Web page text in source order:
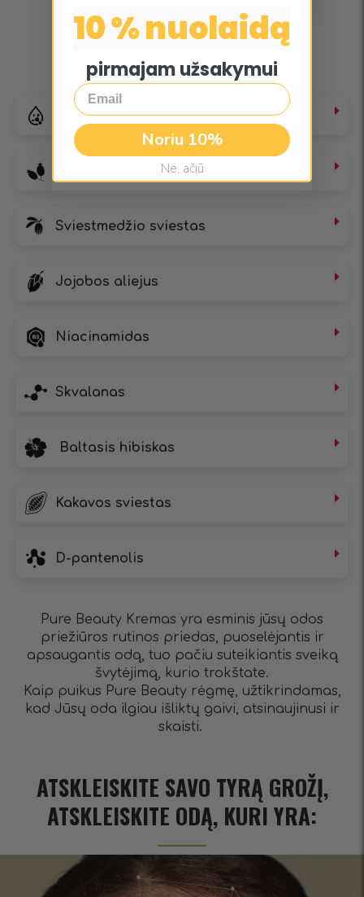
Retinalis
Erškėtuogių aliejus
Sviestmedžio sviestas
Jojobos aliejus
Niacinamidas
Skvalanas
Baltasis hibiskas
Kakavos sviestas
D-pantenolis
Pure Beauty Kremas yra esminis jūsų odos
priežiūros rutinos priedas, puoselėjantis ir
apsaugantis odą, tuo pačiu suteikiantis sveiką
švytėjimą, kurio trokštate.
Kaip puikus Pure Beauty rėgmę, užtikrindamas,
kad Jūsų oda ilgiau išliktų gaivi, atsinaujinusi ir
skaisti.
ATSKLEISKITE SAVO TYRĄ GROŽĮ,
ATSKLEISKITE ODĄ, KURI YRA:
10 % nuolaidą
pirmajam užsakymui
Email
Noriu 10%
Ne, ačiū